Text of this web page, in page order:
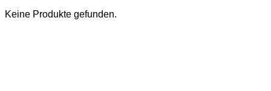
Keine Produkte gefunden.